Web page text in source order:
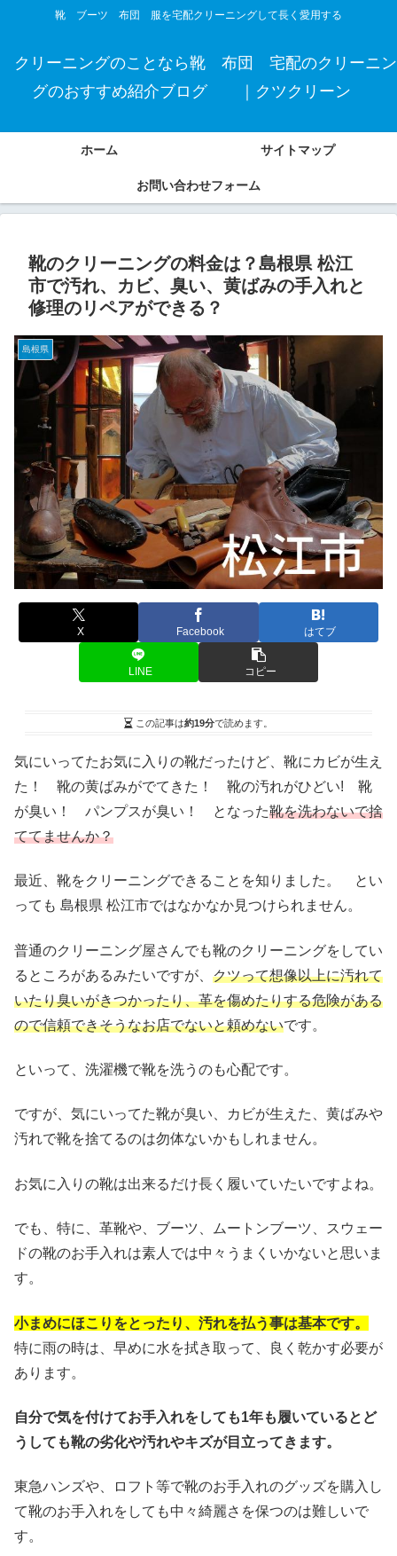
靴 ブーツ 布団 服を宅配クリーニングして長く愛用する
クリーニングのことなら靴 布団 宅配のクリーニン
グのおすすめ紹介ブログ ｜クツクリーン
ホーム サイトマップ
お問い合わせフォーム
靴のクリーニングの料金は？島根県 松江
市で汚れ、カビ、臭い、黄ばみの手入れと
修理のリペアができる？
島根県
X Facebook はてブ
LINE コピー
この記事は約19分で読めます。
気にいってたお気に入りの靴だったけど、靴にカビが生え
た！ 靴の黄ばみがでてきた！ 靴の汚れがひどい! 靴
が臭い！ パンプスが臭い！ となった靴を洗わないで捨
ててませんか？
最近、靴をクリーニングできることを知りました。 とい
っても 島根県 松江市ではなかなか見つけられません。
普通のクリーニング屋さんでも靴のクリーニングをしてい
るところがあるみたいですが、 クツって想像以上に汚れて
いたり臭いがきつかったり、革を傷めたりする危険がある
ので信頼できそうなお店でないと頼めないです。
といって、洗濯機で靴を洗うのも心配です。
ですが、気にいってた靴が臭い、カビが生えた、黄ばみや
汚れで靴を捨てるのは勿体ないかもしれません。
お気に入りの靴は出来るだけ長く履いていたいですよね。
でも、特に、革靴や、ブーツ、ムートンブーツ、スウェー
ドの靴のお手入れは素人では中々うまくいかないと思いま
す。
小まめにほこりをとったり、汚れを払う事は基本です。
特に雨の時は、早めに水を拭き取って、良く乾かす必要が
あります。
自分で気を付けてお手入れをしても1年も履いているとど
うしても靴の劣化や汚れやキズが目立ってきます。
東急ハンズや、ロフト等で靴のお手入れのグッズを購入し
て靴のお手入れをしても中々綺麗さを保つのは難しいで
す。